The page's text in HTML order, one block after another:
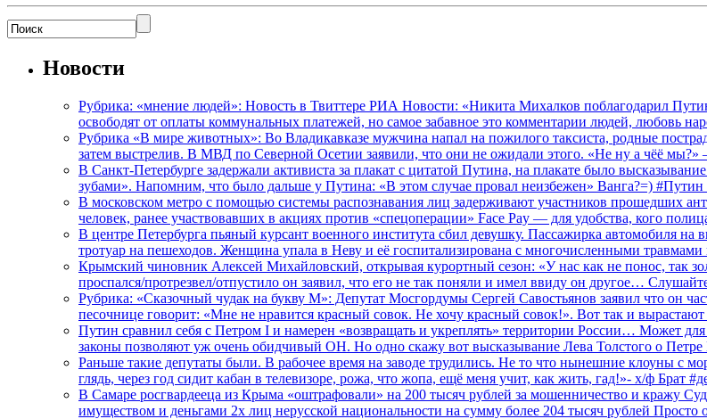
Новости
Рубрика: «мнение людей»: Новость в Твиттере РИА Новости: «Никита Михалков поблагодарил
освободят от оплаты коммунальных платежей, но самое забавное это комментарии людей, любовь
Рубрика «В мире животных»: Во Владикавказе мужчина напал на пожилого таксиста, родные
затем выстрелив. В МВД по Северной Осетии заявили, что они не ожидали этого. «Не ну а чёё
В Санкт-Петербурге задержали активиста за плакат с цитатой Путина, на плакате было
зубами». Напомним, что было дальше у Путина: «В этом случае провал неизбежен» Ванга?=)
В московском метро с помощью системы распознавания лиц задерживают участников прошедших
человек, ранее участвовавших в акциях против «спецоперации» Face Pay — для удобства, кого
В центре Петербурга пьяный курсант военного института сбил девушку. Пассажирка автомобиля
тротуар на пешеходов. Женщина упала в Неву и её госпитализирована с многочисленными
Крымский чиновник Алексей Михайловский, открывая курортный сезон: «У нас как не понос, так
проспался/протрезвел/отпустило он заявил, что его не так поняли и имел ввиду он другое…
Рубрика: «Сказочный чудак на букву М»: Депутат Мосгордумы Сергей Савостьянов заявил что он
песочнице говорит: «Мне не нравится красный совок. Не хочу красный совок!». Вот так и
Путин сравнил себя с Петром I и намерен «возвращать и укреплять» территории России… Может
законы позволяют уж очень обидчивый ОН. Но одно скажу вот высказывание Лева Толстого о
Раньше такие депутаты были. В рабочее время на заводе трудились. Не то что нынешние клоуны с
глядь, через год сидит кабан в телевизоре, рожа, что жопа, ещё меня учит, как жить, гад!»- х/ф Брат
В Самаре росгвардееца из Крыма «оштрафовали» на 200 тысяч рублей за мошенничество и кражу
имуществом и деньгами 2х лиц нерусской национальности на сумму более 204 тысяч рублей